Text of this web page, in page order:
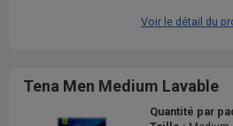
Voir le détail du
Tena Men Medium Lavable
Quantité par